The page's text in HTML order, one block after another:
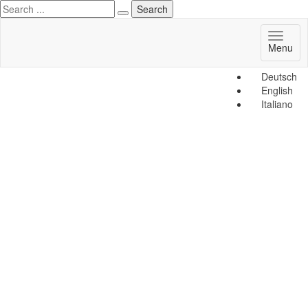
Deutsch
English
Italiano
Menu